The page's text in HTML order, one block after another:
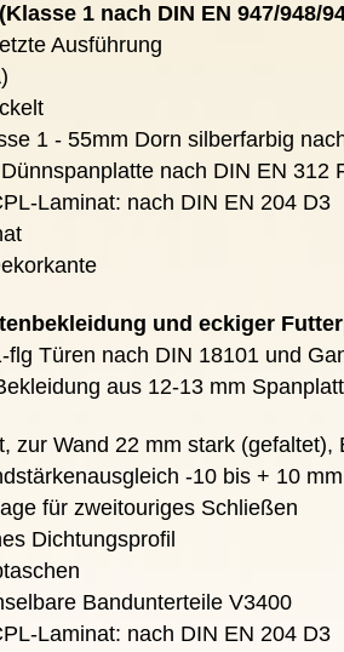
(Klasse 1 nach DIN EN 947/948/
Ausführung
1 - 55mm Dorn silberfarbig
nach DIN EN 312
Laminat: nach DIN EN 204 D3
und eckiger
flg Türen nach DIN 18101 und
aus 12-13 mm
zur Wand 22 mm stark (gefaltet),
-10 bis + 10 mm
für zweitouriges Schließen
Dichtungsprofil
Bandunterteile V3400
Laminat: nach DIN EN 204 D3